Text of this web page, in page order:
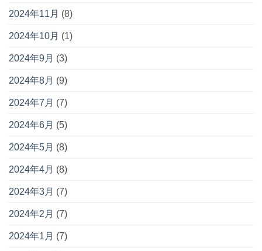
2024年11月 (8)
2024年10月 (1)
2024年9月 (3)
2024年8月 (9)
2024年7月 (7)
2024年6月 (5)
2024年5月 (8)
2024年4月 (8)
2024年3月 (7)
2024年2月 (7)
2024年1月 (7)